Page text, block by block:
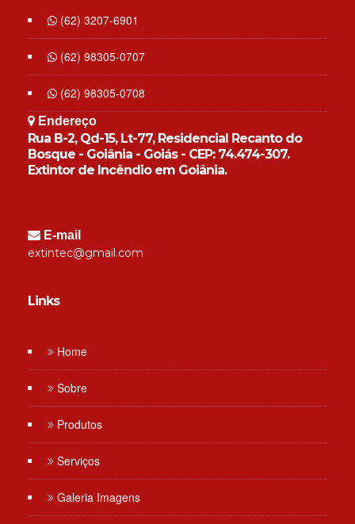
(62) 3207-6901
(62) 98305-0707
(62) 98305-0708
Endereço
Rua B-2, Qd-15, Lt-77, Residencial Recanto do
Bosque - Goiânia - Goiás - CEP: 74.474-307.
Extintor de Incêndio em Goiânia.
E-mail
extintec@gmail.com
Links
Home
Sobre
Produtos
Serviços
Galeria Imagens